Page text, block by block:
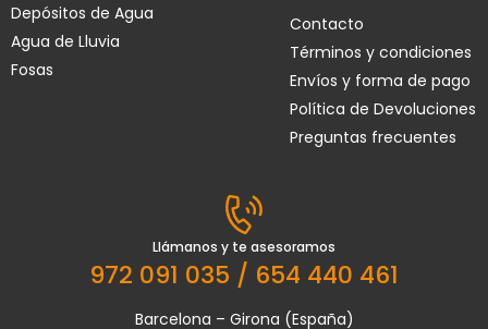
Depósitos de Agua
Agua de Lluvia
Fosas
Contacto
Términos y condiciones
Envíos y forma de pago
Política de Devoluciones
Preguntas frecuentes
Llámanos y te asesoramos
972 091 035 / 654 440 461
Barcelona – Girona (España)